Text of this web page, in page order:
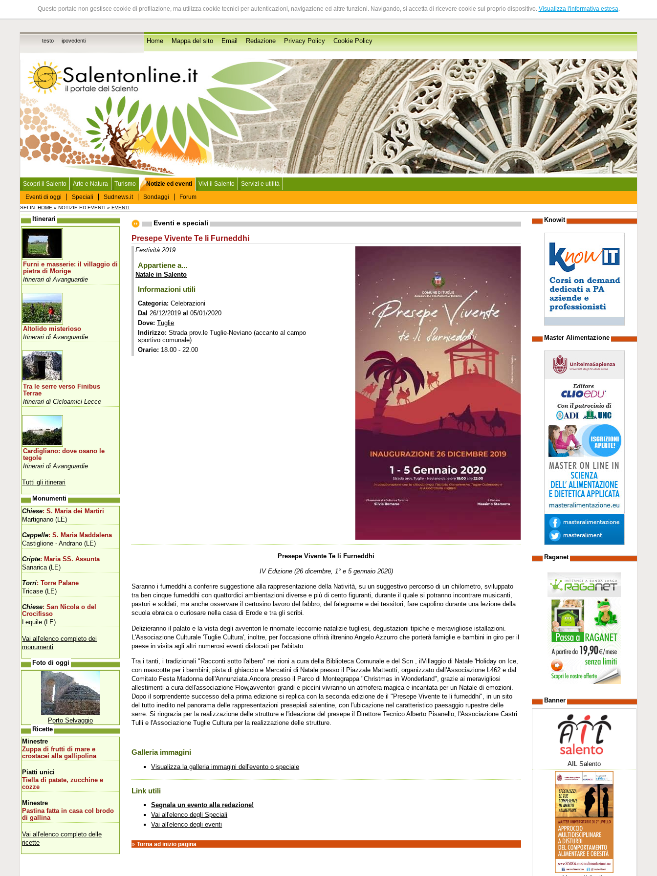
Questo portale non gestisce cookie di profilazione, ma utilizza cookie tecnici per autenticazioni, navigazione ed altre funzioni. Navigando, si accetta di ricevere cookie sul proprio dispositivo. Visualizza l'informativa estesa.
testo ipovedenti Home Mappa del sito Email Redazione Privacy Policy Cookie Policy
Scopri il Salento Arte e Natura Turismo
Notizie ed eventi
Eventi di oggi
Speciali Sudnews.it Sondaggi Forum
Vivi il Salento Servizi e utilità
SEI IN:HOME » NOTIZIE ED EVENTI »EVENTI
Eventi e speciali
Presepe Vivente Te li Furneddhi
Festività 2019
Appartiene a...
Natale in Salento
Informazioni utili
Categoria: Celebrazioni
Dal 26/12/2019al 05/01/2020
Dove: Tuglie
Indirizzo: Strada prov.le Tuglie-Neviano (accanto al campo
sportivo comunale)
Orario: 18.00 - 22.00
Presepe Vivente Te li Furneddhi
IV Edizione (26 dicembre, 1° e 5 gennaio 2020)
Saranno i furneddhi a conferire suggestione alla rappresentazione della Natività, su un suggestivo percorso di un chilometro, sviluppato
tra ben cinque furneddhi con quattordici ambientazioni diverse e più di cento figuranti, durante il quale si potranno incontrare musicanti,
pastori e soldati, ma anche osservare il certosino lavoro del fabbro, del falegname e dei tessitori, fare capolino durante una lezione della
scuola ebraica o curiosare nella casa di Erode e tra gli scribi.
Delizieranno il palato e la vista degli avventori le rinomate leccornie natalizie tugliesi, degustazioni tipiche e meravigliose istallazioni.
L'Associazione Culturale 'Tuglie Cultura', inoltre, per l'occasione offrirà iltrenino Angelo Azzurro che porterà famiglie e bambini in giro per il
paese in visita agli altri numerosi eventi dislocati per l'abitato.
Tra i tanti, i tradizionali "Racconti sotto l'albero" nei rioni a cura della Biblioteca Comunale e del Scn , ilVillaggio di Natale 'Holiday on Ice,
con mascotte per i bambini, pista di ghiaccio e Mercatini di Natale presso il Piazzale Matteotti, organizzato dall'Associazione L462 e dal
Comitato Festa Madonna dell'Annunziata.Ancora presso il Parco di Montegrappa "Christmas in Wonderland", grazie ai meravigliosi
allestimenti a cura dell'associazione Flow,avventori grandi e piccini vivranno un atmofera magica e incantata per un Natale di emozioni.
Dopo il sorprendente successo della prima edizione si replica con la seconda edizione de il "Presepe Vivente te li furneddhi", in un sito
del tutto inedito nel panorama delle rappresentazioni presepiali salentine, con l'ubicazione nel caratteristico paesaggio rupestre delle
serre. Si ringrazia per la realizzazione delle strutture e l'ideazione del presepe il Direttore Tecnico Alberto Pisanello, l'Associazione Castri
Tulli e l'Associazione Tuglie Cultura per la realizzazione delle strutture.
Galleria immagini
Visualizza la galleria immagini dell'evento o speciale
Link utili
Segnala un evento alla redazione!
Vai all'elenco degli Speciali
Vai all'elenco degli eventi
»Torna ad inizio pagina
Itinerari
Furni e masserie: il villaggio di
pietra di Morige
Itinerari di Avanguardie
Altolido misterioso
Itinerari di Avanguardie
Tra le serre verso Finibus
Terrae
Itinerari di Cicloamici Lecce
Cardigliano: dove osano le
tegole
Itinerari di Avanguardie
Tutti gli itinerari
Monumenti
Chiese: S. Maria dei Martiri
Martignano (LE)
Cappelle: S. Maria Maddalena
Castiglione - Andrano (LE)
Cripte: Maria SS. Assunta
Sanarica (LE)
Torri: Torre Palane
Tricase (LE)
Chiese: San Nicola o del
Crocifisso
Lequile (LE)
Vai all'elenco completo dei
monumenti
Foto di oggi
Porto Selvaggio
Ricette
Minestre
Zuppa di frutti di mare e
crostacei alla gallipolina
Piatti unici
Tiella di patate, zucchine e
cozze
Minestre
Pastina fatta in casa col brodo
di gallina
Vai all'elenco completo delle
ricette
Knowit
Master Alimentazione
Raganet
Banner
AIL Salento